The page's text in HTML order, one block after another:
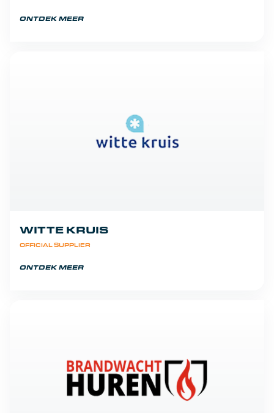
ONTDEK MEER
OFFICIAL SUPPLIER
WITTE KRUIS
ONTDEK MEER